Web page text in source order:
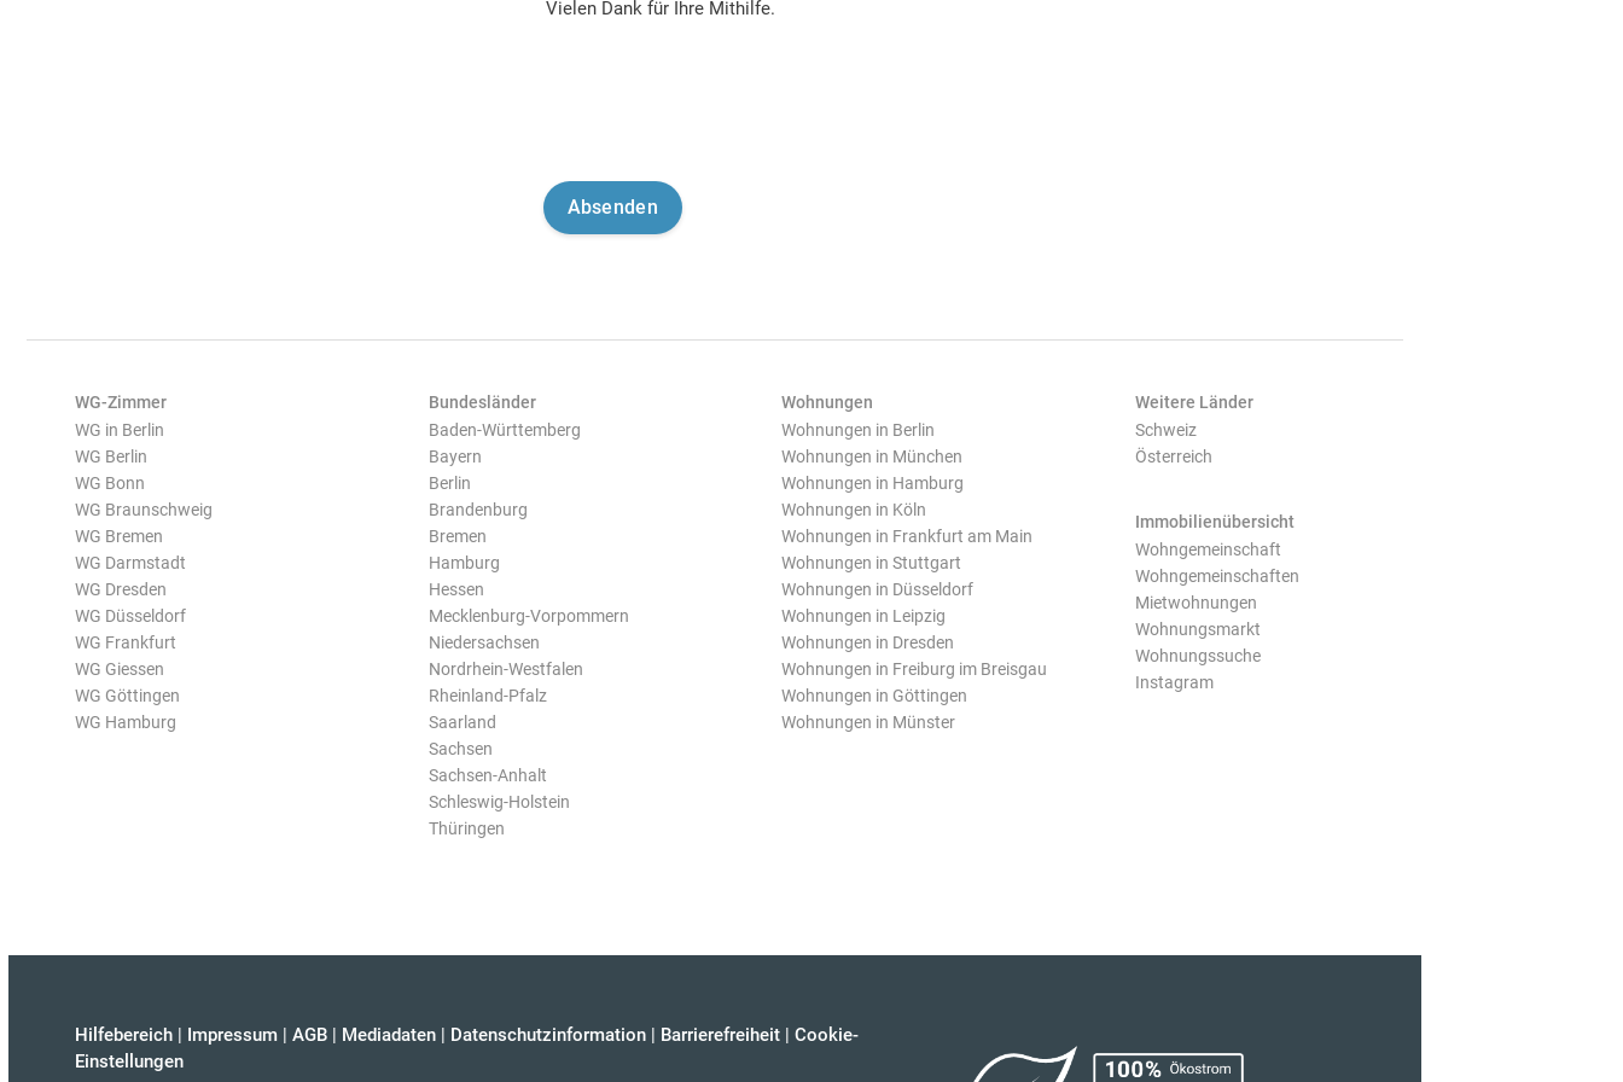
Vielen Dank für Ihre Mithilfe.
WG-Zimmer
WG in Berlin
WG Berlin
WG Bonn
WG Braunschweig
WG Bremen
WG Darmstadt
WG Dresden
WG Düsseldorf
WG Frankfurt
WG Giessen
WG Göttingen
WG Hamburg
Bundesländer
Baden-Württemberg
Bayern
Berlin
Brandenburg
Bremen
Hamburg
Hessen
Mecklenburg-Vorpommern
Niedersachsen
Nordrhein-Westfalen
Rheinland-Pfalz
Saarland
Sachsen
Sachsen-Anhalt
Schleswig-Holstein
Thüringen
Wohnungen
Wohnungen in Berlin
Wohnungen in München
Wohnungen in Hamburg
Wohnungen in Köln
Wohnungen in Frankfurt am Main
Wohnungen in Stuttgart
Wohnungen in Düsseldorf
Wohnungen in Leipzig
Wohnungen in Dresden
Wohnungen in Freiburg im Breisgau
Wohnungen in Göttingen
Wohnungen in Münster
Weitere Länder
Schweiz
Österreich
Immobilienübersicht
Wohngemeinschaft
Wohngemeinschaften
Mietwohnungen
Wohnungsmarkt
Wohnungssuche
Instagram
Hilfebereich | Impressum | AGB | Mediadaten | Datenschutzinformation | Barrierefreiheit | Cookie-
Einstellungen